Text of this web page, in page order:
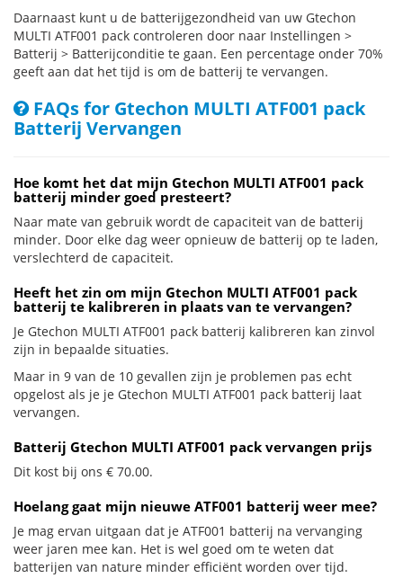
Daarnaast kunt u de batterijgezondheid van uw Gtechon
MULTI ATF001 pack controleren door naar Instellingen >
Batterij > Batterijconditie te gaan. Een percentage onder 70%
geeft aan dat het tijd is om de batterij te vervangen.
FAQs for Gtechon MULTI ATF001 pack
Batterij Vervangen
Hoe komt het dat mijn Gtechon MULTI ATF001 pack
batterij minder goed presteert?
Naar mate van gebruik wordt de capaciteit van de batterij
minder. Door elke dag weer opnieuw de batterij op te laden,
verslechterd de capaciteit.
Heeft het zin om mijn Gtechon MULTI ATF001 pack
batterij te kalibreren in plaats van te vervangen?
Je Gtechon MULTI ATF001 pack batterij kalibreren kan zinvol
zijn in bepaalde situaties.
Maar in 9 van de 10 gevallen zijn je problemen pas echt
opgelost als je je Gtechon MULTI ATF001 pack batterij laat
vervangen.
Batterij Gtechon MULTI ATF001 pack vervangen prijs
Dit kost bij ons € 70.00.
Hoelang gaat mijn nieuwe ATF001 batterij weer mee?
Je mag ervan uitgaan dat je ATF001 batterij na vervanging
weer jaren mee kan. Het is wel goed om te weten dat
batterijen van nature minder efficiënt worden over tijd.